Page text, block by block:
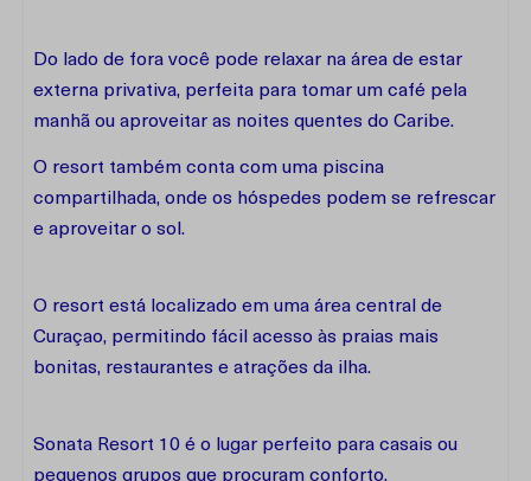
Do lado de fora você pode relaxar na área de estar
externa privativa, perfeita para tomar um café pela
manhã ou aproveitar as noites quentes do Caribe.
O resort também conta com uma piscina
compartilhada, onde os hóspedes podem se refrescar
e aproveitar o sol.
O resort está localizado em uma área central de
Curaçao, permitindo fácil acesso às praias mais
bonitas, restaurantes e atrações da ilha.
Sonata Resort 10 é o lugar perfeito para casais ou
pequenos grupos que procuram conforto,